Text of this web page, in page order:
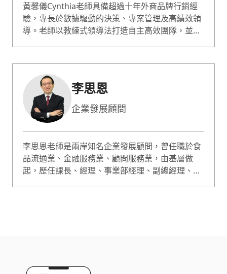
黃馨儀Cynthia老師具備超過十年外商品牌行銷經
驗，專長於數據驅動的決策、專案管理及高績效領
導。老師以教練式領導法打造自主高效團隊，並協
合，並善於運用引導式教學，讓學員能制定具體的
行動方案，立即應用於實際工作，深受學員與企業
好評。
李思恩
企業發展顧問
李思恩老師是兩岸知名企業發展顧問，曾任職於食
品流通業、金融服務業、顧問服務業，由基層做
起，歷任課長、經理、事業部經理、副總經理、總
講師授課滿意度最高紀錄。同時也是第一位獲邀在